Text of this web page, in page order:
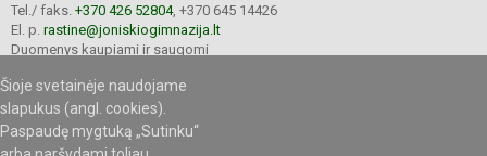
Šioje svetainėje naudojame
slapukus (angl. cookies).
Paspaudę mygtuką „Sutinku“
Tel./ faks. +370 426 52804, +370 645 14426
El. p. rastine@joniskiogimnazija.lt
Duomenys kaupiami ir saugomi
Įmonės kodas 290565040